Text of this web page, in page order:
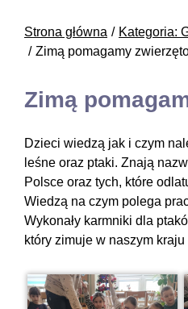
Strona główna
Kategoria:
Zimą pomagamy
Zimą
Dzieci wiedzą jak i czym
leśne oraz ptaki. Znają
Polsce oraz tych, które
Wiedzą na czym polega
Wykonały karmniki dla
który zimuje w naszym kraju